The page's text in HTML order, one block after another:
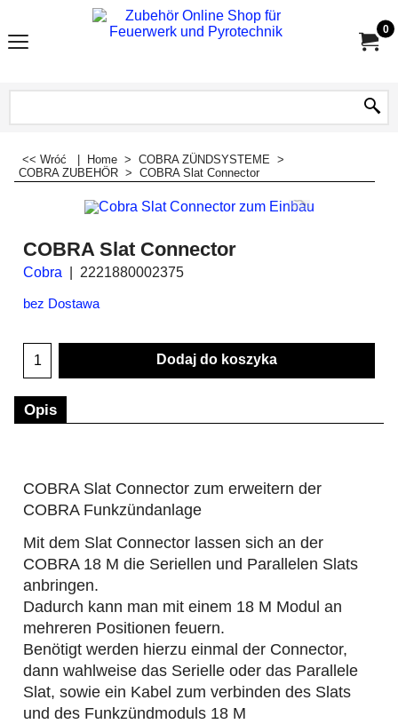
0
<< Wróć Home > COBRA ZÜNDSYSTEME >
COBRA ZUBEHÖR > COBRA Slat Connector
COBRA Slat Connector
Cobra 2221880002375
bez Dostawa
Dodaj do koszyka
Opis
COBRA Slat Connector zum erweitern der
COBRA Funkzündanlage
Mit dem Slat Connector lassen sich an der
COBRA 18 M die Seriellen und Parallelen Slats
anbringen.
Dadurch kann man mit einem 18 M Modul an
mehreren Positionen feuern.
Benötigt werden hierzu einmal der Connector,
dann wahlweise das Serielle oder das Parallele
Slat, sowie ein Kabel zum verbinden des Slats
und des Funkzündmoduls 18 M